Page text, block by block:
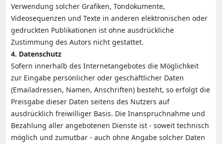
Verwendung solcher Grafiken, Tondokumente,
Videosequenzen und Texte in anderen elektronischen oder
gedruckten Publikationen ist ohne ausdrückliche
Zustimmung des Autors nicht gestattet.
4. Datenschutz
Sofern innerhalb des Internetangebotes die Möglichkeit
zur Eingabe persönlicher oder geschäftlicher Daten
(Emailadressen, Namen, Anschriften) besteht, so erfolgt die
Preisgabe dieser Daten seitens des Nutzers auf
ausdrücklich freiwilliger Basis. Die Inanspruchnahme und
Bezahlung aller angebotenen Dienste ist - soweit technisch
möglich und zumutbar - auch ohne Angabe solcher Daten